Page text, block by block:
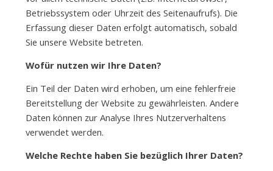
Betriebssystem oder Uhrzeit des Seitenaufrufs). Die
Erfassung dieser Daten erfolgt automatisch, sobald
Sie unsere Website betreten.
Wofür nutzen wir Ihre Daten?
Ein Teil der Daten wird erhoben, um eine fehlerfreie
Bereitstellung der Website zu gewährleisten. Andere
Daten können zur Analyse Ihres Nutzerverhaltens
verwendet werden.
Welche Rechte haben Sie bezüglich Ihrer Daten?